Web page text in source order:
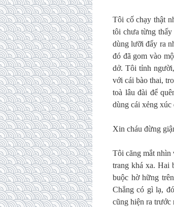
Tôi cố chạy thật
tôi chưa từng
dùng lưỡi đẩy ra
đó đã gom vào
dở. Tôi tỉnh
với cái bào thai,
toà lâu đài để
dùng cái xẻng xúc
Xin cháu đừng
Tôi căng mắt nhìn
trang khá xa. Hai
buộc hờ hững
Chẳng có gì lạ,
cũng hiện ra